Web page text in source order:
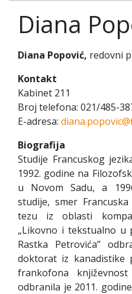
Diana
Diana Popović, redovni
Kontakt
Kabinet 211
Broj telefona: 021/485-
E-adresa:
Biografija
Studije Francuskog
1992. godine na
u Novom Sadu, a
studije, smer
tezu iz oblasti
„Likovno i tekstualno u
Rastka Petrovića”
doktorat iz kanadistike
frankofona
odbranila je 2011.